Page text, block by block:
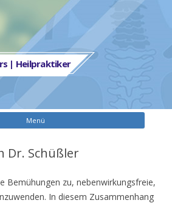
| Heilpraktiker
Menü
Zum
Dr. Schüßler
Bemühungen zu, nebenwirkungsfreie,
In diesem Zusammenhang